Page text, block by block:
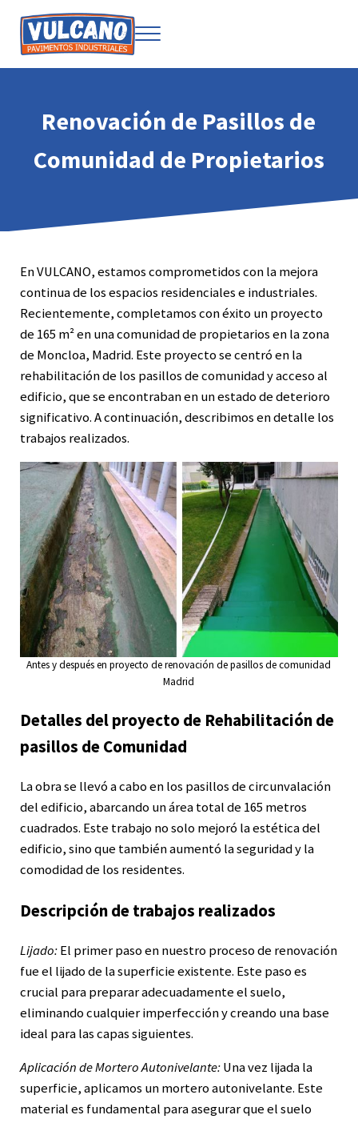
Vulcano
Menu
Renovación de Pasillos de
Comunidad de Propietarios
En VULCANO, estamos comprometidos con la mejora
continua de los espacios residenciales e industriales.
Recientemente, completamos con éxito un proyecto
de 165 m² en una comunidad de propietarios en la zona
de Moncloa, Madrid. Este proyecto se centró en la
rehabilitación de los pasillos de comunidad y acceso al
edificio, que se encontraban en un estado de deterioro
significativo. A continuación, describimos en detalle los
trabajos realizados.
Antes y después en proyecto de renovación de pasillos de comunidad
Madrid
Detalles del proyecto de Rehabilitación de
pasillos de Comunidad
La obra se llevó a cabo en los pasillos de circunvalación
del edificio, abarcando un área total de 165 metros
cuadrados. Este trabajo no solo mejoró la estética del
edificio, sino que también aumentó la seguridad y la
comodidad de los residentes.
Descripción de trabajos realizados
Lijado:El primer paso en nuestro proceso de renovación
fue el lijado de la superficie existente. Este paso es
crucial para preparar adecuadamente el suelo,
eliminando cualquier imperfección y creando una base
ideal para las capas siguientes.
Aplicación de Mortero Autonivelante:Una vez lijada la
superficie, aplicamos un mortero autonivelante. Este
material es fundamental para asegurar que el suelo